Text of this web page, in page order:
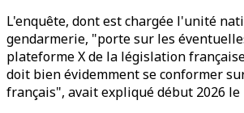
L'enquête, dont est chargée l'unité
gendarmerie, "porte sur les
plateforme X de la législation
doit bien évidemment se conformer
français", avait expliqué début 2026 le